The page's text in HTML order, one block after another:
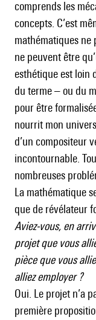
comprends les
concepts. C’est
mathématiques ne
ne peuvent être
esthétique est loin
du terme – ou du
pour être
nourrit mon
d’un compositeur
incontournable.
nombreuses
La mathématique
que de révélateur
Aviez-vous, en
projet que vous
pièce que vous
alliez employer ?
Oui. Le projet n’a
première